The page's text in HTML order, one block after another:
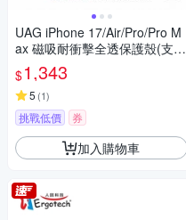
UAG iPhone 17/Air/Pro/Pro M
ax 磁吸耐衝擊全透保護殼(支援
MagSafe 手機殼)
$1,343
5 (1)
挑戰低價 券
加入購物車